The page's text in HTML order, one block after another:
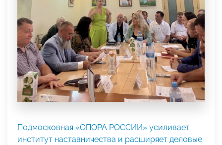
Подмосковная «ОПОРА РОССИИ» усиливает
институт наставничества и расширяет деловые